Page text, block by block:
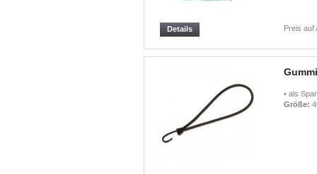
Preis auf
Details
• als
Größe: